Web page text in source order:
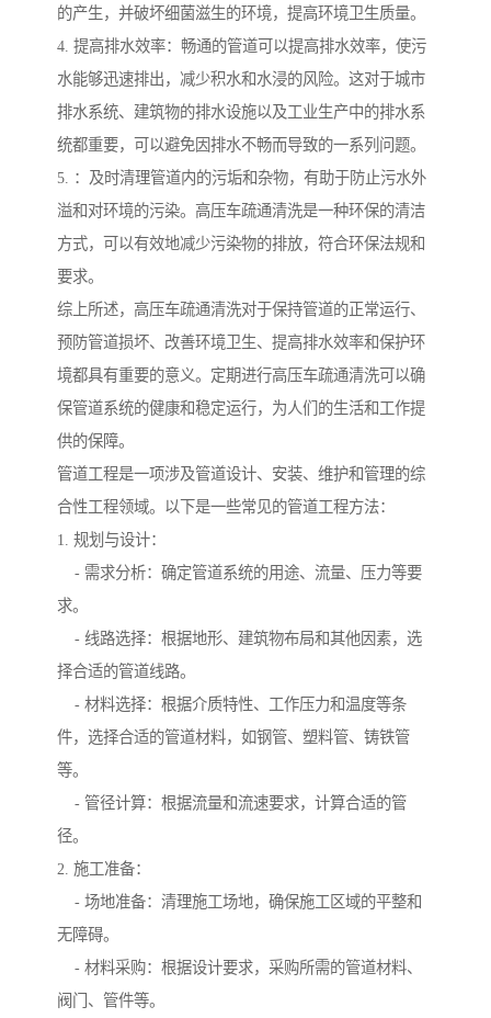
的产生，并破坏细菌滋生的环境，提高环境卫生质量。
4. 提高排水效率：畅通的管道可以提高排水效率，使污
水能够迅速排出，减少积水和水浸的风险。这对于城市
排水系统、建筑物的排水设施以及工业生产中的排水系
统都重要，可以避免因排水不畅而导致的一系列问题。
5. ：及时清理管道内的污垢和杂物，有助于防止污水外
溢和对环境的污染。高压车疏通清洗是一种环保的清洁
方式，可以有效地减少污染物的排放，符合环保法规和
要求。
综上所述，高压车疏通清洗对于保持管道的正常运行、
预防管道损坏、改善环境卫生、提高排水效率和保护环
境都具有重要的意义。定期进行高压车疏通清洗可以确
保管道系统的健康和稳定运行，为人们的生活和工作提
供的保障。
管道工程是一项涉及管道设计、安装、维护和管理的综
合性工程领域。以下是一些常见的管道工程方法：
1. 规划与设计：
- 需求分析：确定管道系统的用途、流量、压力等要
求。
- 线路选择：根据地形、建筑物布局和其他因素，选
择合适的管道线路。
- 材料选择：根据介质特性、工作压力和温度等条
件，选择合适的管道材料，如钢管、塑料管、铸铁管
等。
- 管径计算：根据流量和流速要求，计算合适的管
径。
2. 施工准备：
- 场地准备：清理施工场地，确保施工区域的平整和
无障碍。
- 材料采购：根据设计要求，采购所需的管道材料、
阀门、管件等。